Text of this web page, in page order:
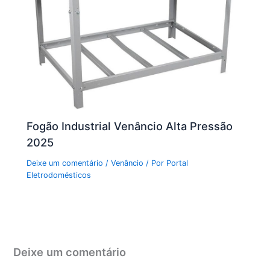
Fogão Industrial Venâncio Alta Pressão
2025
Deixe um comentário /Venâncio / Por Portal
Eletrodomésticos
Deixe um comentário